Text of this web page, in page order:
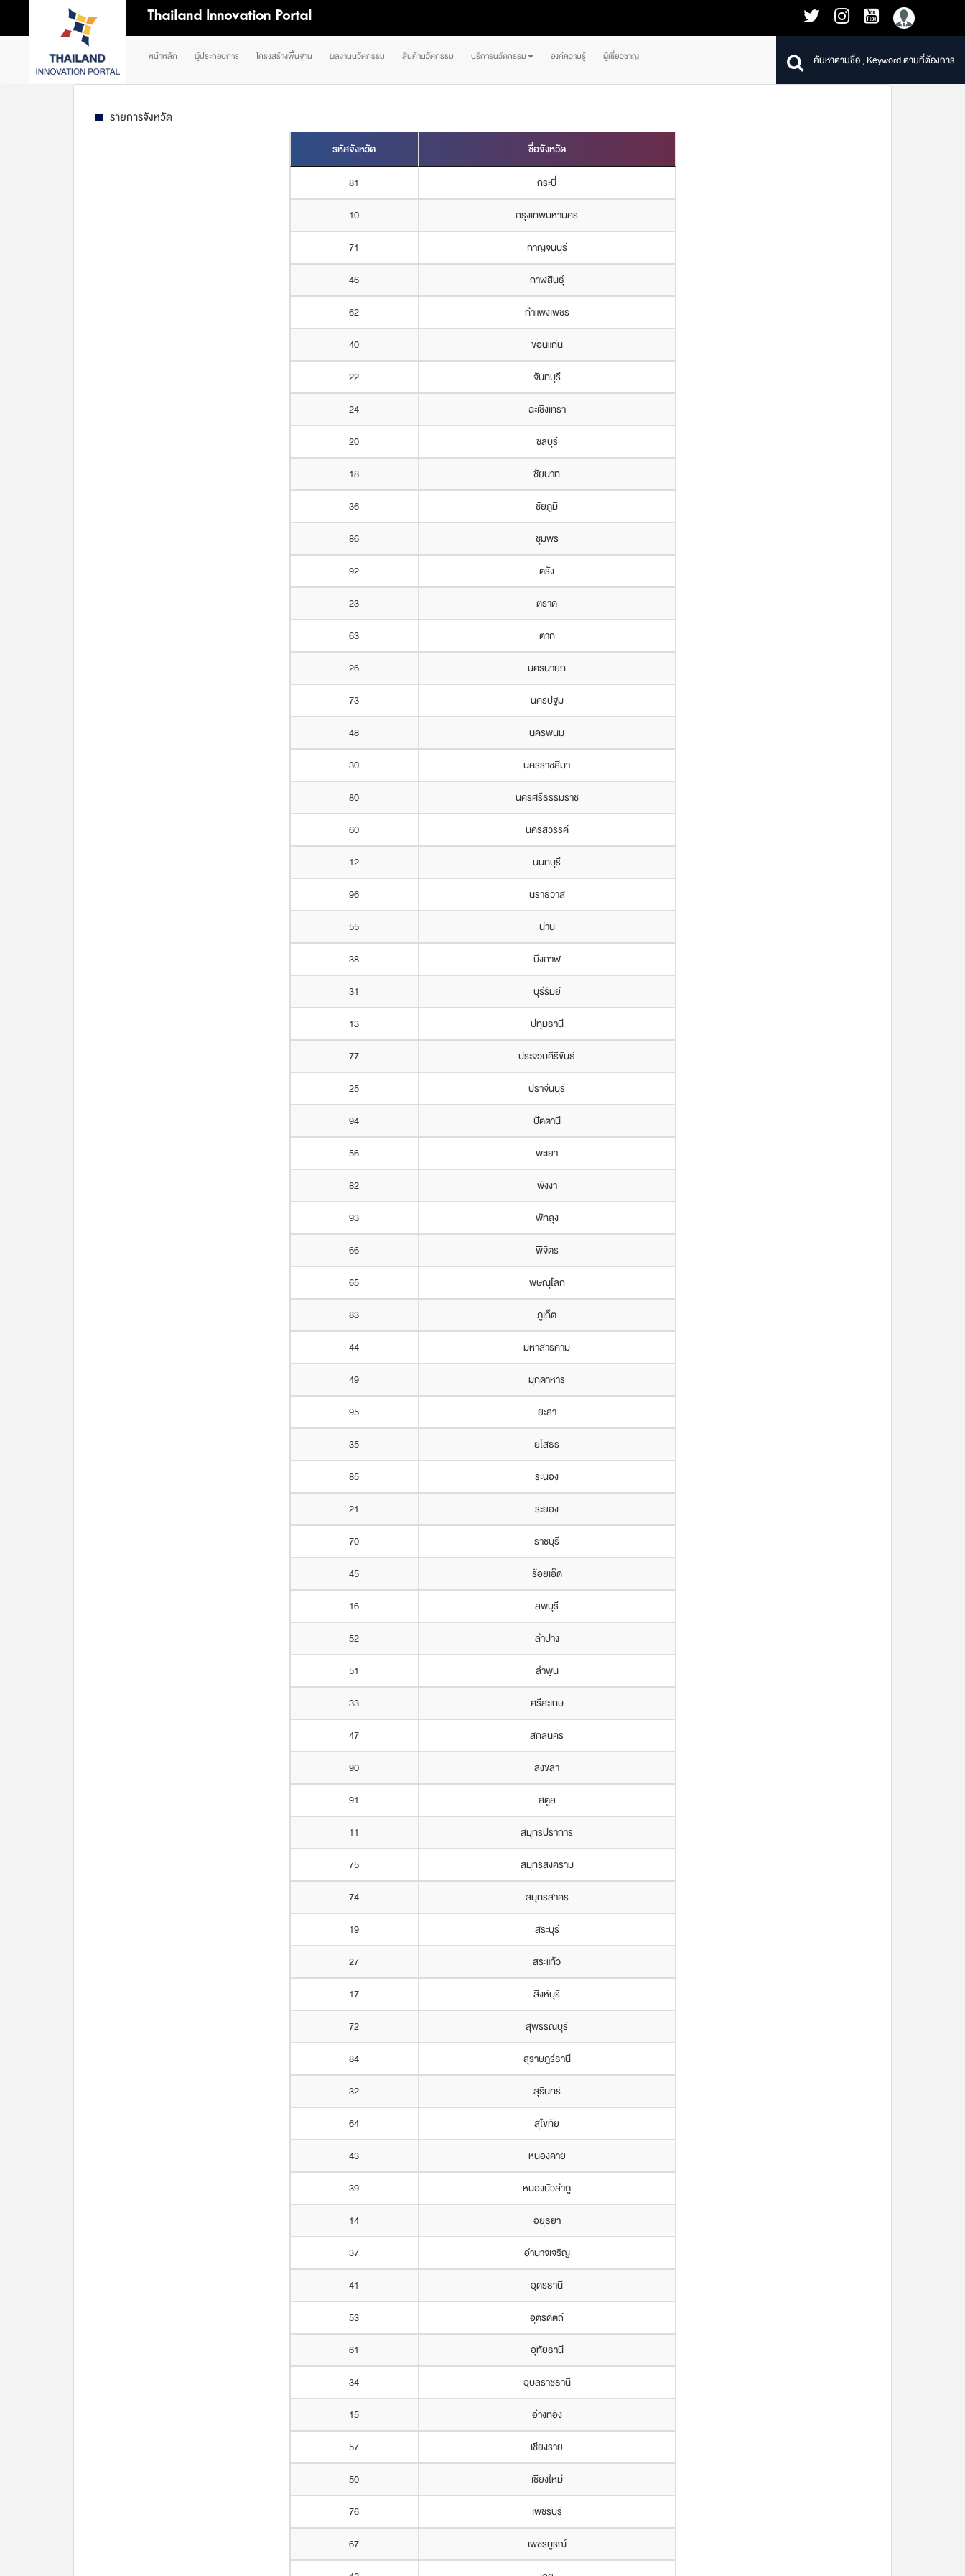
Thailand Innovation Portal
หน้าหลัก ผู้ประกอบการ โครงสร้างพื้นฐาน ผลงานนวัตกรรม สินค้านวัตกรรม บริการนวัตกรรม องค์ความรู้ ผู้เชี่ยวชาญ
รายการจังหวัด
รหัสจังหวัด ชื่อจังหวัด
81
กระบี่
10
กรุงเทพมหานคร
71
กาญจนบุรี
46
กาฬสินธุ์
62
กำแพงเพชร
40
ขอนแก่น
22
จันทบุรี
24
ฉะเชิงเทรา
20
ชลบุรี
18
ชัยนาท
36
ชัยภูมิ
86
ชุมพร
92
ตรัง
23
ตราด
63
ตาก
26
นครนายก
73
นครปฐม
48
นครพนม
30
นครราชสีมา
80
นครศรีธรรมราช
60
นครสวรรค์
12
นนทบุรี
96
นราธิวาส
55
น่าน
38
บึงกาฬ
31
บุรีรัมย์
13
ปทุมธานี
77
ประจวบคีรีขันธ์
25
ปราจีนบุรี
94
ปัตตานี
56
พะเยา
82
พังงา
93
พัทลุง
66
พิจิตร
65
พิษณุโลก
83
ภูเก็ต
44
มหาสารคาม
49
มุกดาหาร
95
ยะลา
35
ยโสธร
85
ระนอง
21
ระยอง
70
ราชบุรี
45
ร้อยเอ็ด
16
ลพบุรี
52
ลำปาง
51
ลำพูน
33
ศรีสะเกษ
47
สกลนคร
90
สงขลา
91
สตูล
11
สมุทรปราการ
75
สมุทรสงคราม
74
สมุทรสาคร
19
สระบุรี
27
สระแก้ว
17
สิงห์บุรี
72
สุพรรณบุรี
84
สุราษฎร์ธานี
32
สุรินทร์
64
สุโขทัย
43
หนองคาย
39
หนองบัวลำภู
14
อยุธยา
37
อำนาจเจริญ
41
อุดรธานี
53
อุตรดิตถ์
61
อุทัยธานี
34
อุบลราชธานี
15
อ่างทอง
57
เชียงราย
50
เชียงใหม่
76
เพชรบุรี
67
เพชรบูรณ์